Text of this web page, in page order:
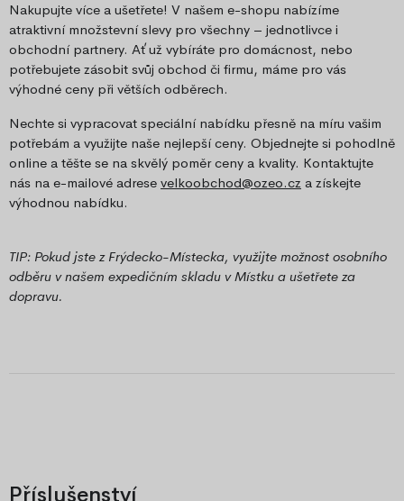
Nakupujte více a ušetřete! V našem e-shopu nabízíme
atraktivní množstevní slevy pro všechny – jednotlivce i
obchodní partnery. Ať už vybíráte pro domácnost, nebo
potřebujete zásobit svůj obchod či firmu, máme pro vás
výhodné ceny při větších odběrech.
Nechte si vypracovat speciální nabídku přesně na míru vašim
potřebám a využijte naše nejlepší ceny. Objednejte si pohodlně
online a těšte se na skvělý poměr ceny a kvality. Kontaktujte
nás na e-mailové adrese velkoobchod@ozeo.cz a získejte
výhodnou nabídku.
TIP: Pokud jste z Frýdecko-Místecka, využijte možnost osobního
odběru v našem expedičním skladu v Místku a ušetřete za
dopravu.
Příslušenství